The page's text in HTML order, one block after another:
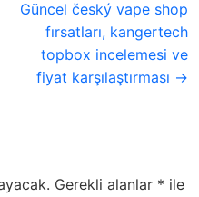
Güncel český vape shop
fırsatları, kangertech
topbox incelemesi ve
fiyat karşılaştırması →
Gerekli alanlar * ile